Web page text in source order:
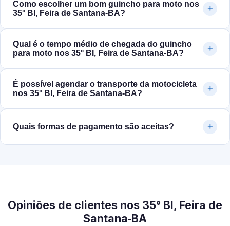
Como escolher um bom guincho para moto nos
35° BI, Feira de Santana‑BA?
Qual é o tempo médio de chegada do guincho
para moto nos 35° BI, Feira de Santana‑BA?
É possível agendar o transporte da motocicleta
nos 35° BI, Feira de Santana‑BA?
Quais formas de pagamento são aceitas?
Opiniões de clientes nos 35° BI, Feira de
Santana‑BA